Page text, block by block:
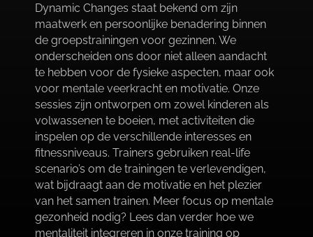
Dynamic Changes staat bekend om zijn
maatwerk en persoonlijke benadering binnen
de groepstrainingen voor gezinnen.​ We
onderscheiden ons door niet alleen aandacht
te hebben voor de fysieke aspecten, maar ook
voor mentale veerkracht en motivatie.​ Onze
sessies zijn ontworpen om zowel kinderen als
volwassenen te boeien, met activiteiten die
inspelen op de verschillende interesses en
fitnessniveaus.​ Trainers gebruiken real-life
scenario’s om de trainingen te verlevendigen,
wat bijdraagt aan de motivatie en het plezier
van het samen trainen.​ Meer focus op mentale
gezonheid nodig? Lees dan verder hoe we
mentaliteit integreren in onze training op